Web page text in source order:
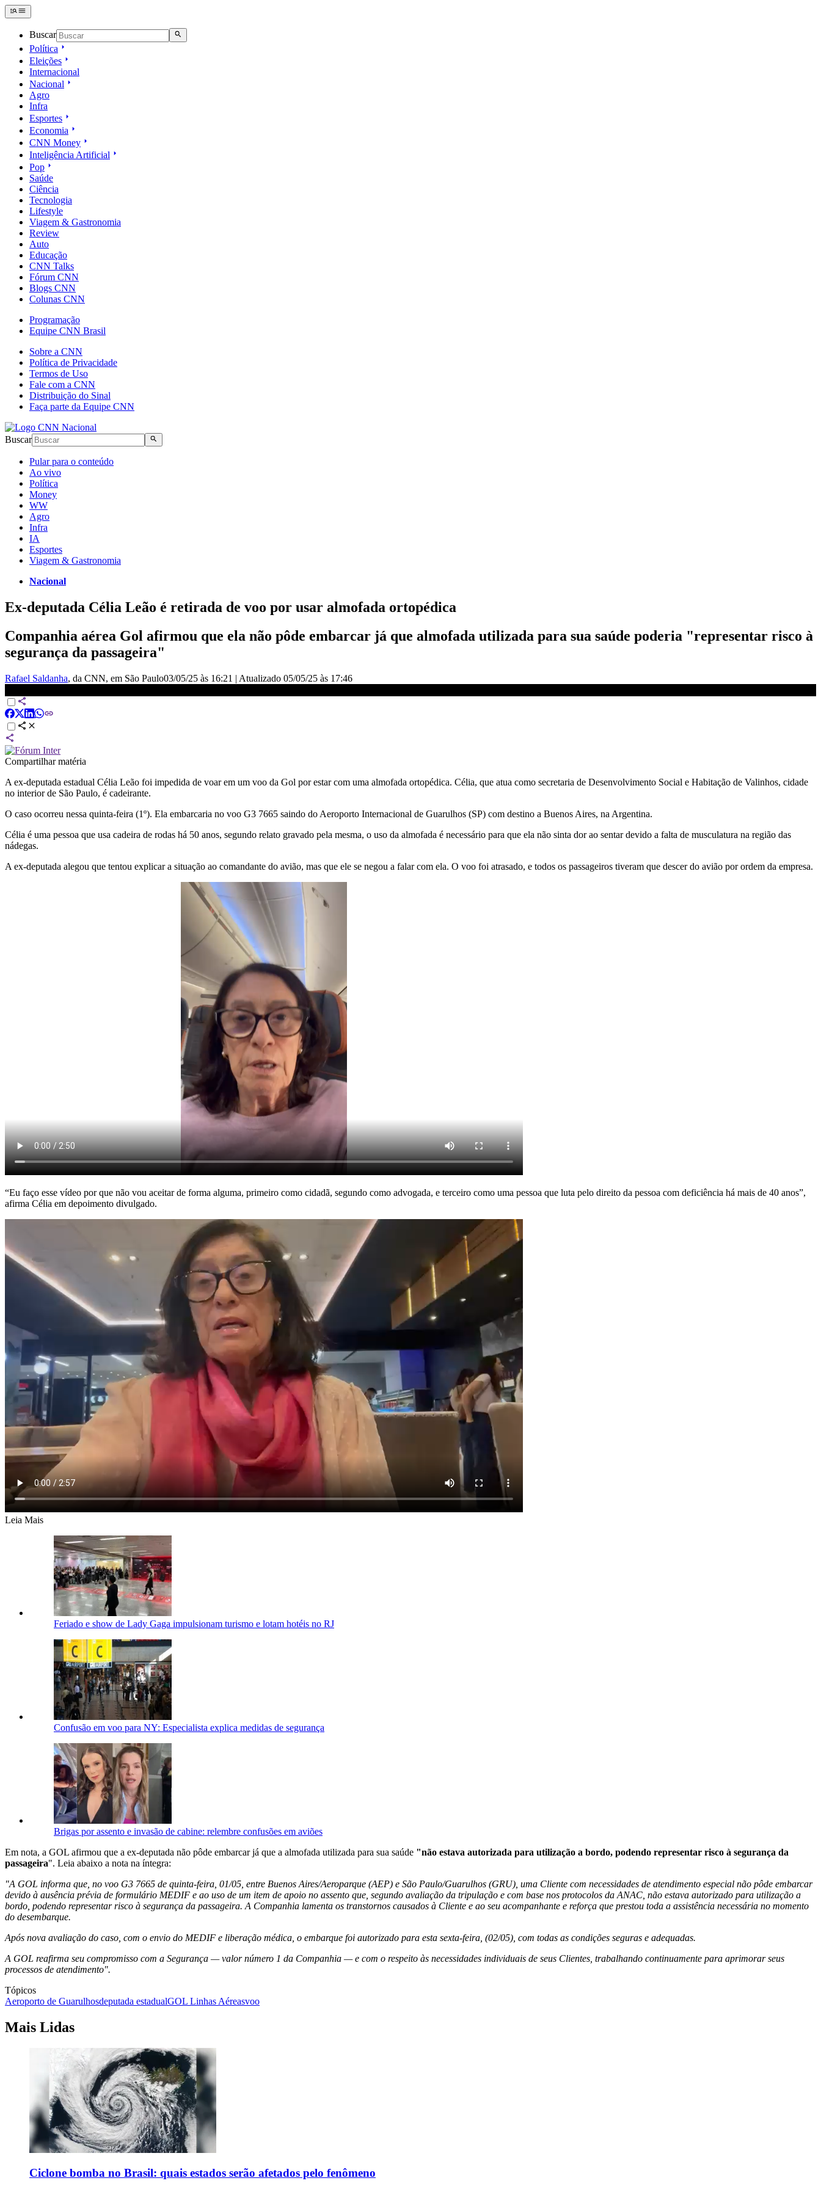
Buscar
Política
Eleições
Internacional
Nacional
Agro
Infra
Esportes
Economia
CNN Money
Inteligência Artificial
Pop
Saúde
Ciência
Tecnologia
Lifestyle
Viagem & Gastronomia
Review
Auto
Educação
CNN Talks
Fórum CNN
Blogs CNN
Colunas CNN
Programação
Equipe CNN Brasil
Sobre a CNN
Política de Privacidade
Termos de Uso
Fale com a CNN
Distribuição do Sinal
Faça parte da Equipe CNN
Buscar
Pular para o conteúdo
Ao vivo
Política
Money
WW
Agro
Infra
IA
Esportes
Viagem & Gastronomia
Nacional
Ex-deputada Célia Leão é retirada de voo por usar almofada ortopédica
Companhia aérea Gol afirmou que ela não pôde embarcar já que almofada utilizada para sua saúde poderia "representar risco à
segurança da passageira"
Rafael Saldanha, da CNN, em São Paulo03/05/25 às 16:21 | Atualizado 05/05/25 às 17:46
Compartilhar matéria
A ex-deputada estadual Célia Leão foi impedida de voar em um voo da Gol por estar com uma almofada ortopédica. Célia, que atua como secretaria de Desenvolvimento Social e Habitação de Valinhos, cidade
no interior de São Paulo, é cadeirante.
O caso ocorreu nessa quinta-feira (1º). Ela embarcaria no voo G3 7665 saindo do Aeroporto Internacional de Guarulhos (SP) com destino a Buenos Aires, na Argentina.
Célia é uma pessoa que usa cadeira de rodas há 50 anos, segundo relato gravado pela mesma, o uso da almofada é necessário para que ela não sinta dor ao sentar devido a falta de musculatura na região das
nádegas.
A ex-deputada alegou que tentou explicar a situação ao comandante do avião, mas que ele se negou a falar com ela. O voo foi atrasado, e todos os passageiros tiveram que descer do avião por ordem da empresa.
“Eu faço esse vídeo por que não vou aceitarde forma alguma, primeiro como cidadã, segundo como advogada, e terceiro como uma pessoa que luta pelo direito da pessoa com deficiência há mais de 40 anos”,
afirma Célia em depoimento divulgado.
Leia Mais
Feriado e show de Lady Gaga impulsionam turismo e lotam hotéis no RJ
Confusão em voo para NY: Especialista explica medidas de segurança
Brigas por assento e invasão de cabine: relembre confusões em aviões
Em nota, a GOL afirmou que a ex-deputada não pôde embarcar já que a almofada utilizada para sua saúde "não estava autorizada para utilização a bordo, podendo representar risco à segurança da
passageira". Leia abaixo a nota na íntegra:
"A GOL informa que, no voo G3 7665 de quinta-feira, 01/05, entre Buenos Aires/Aeroparque (AEP) e São Paulo/Guarulhos (GRU), uma Cliente com necessidades de atendimento especial não pôde embarcar
devido à ausência prévia de formulário MEDIF e ao uso de um item de apoio no assento que, segundo avaliação da tripulação e com base nos protocolos da ANAC, não estava autorizado para utilização a
bordo, podendo representar risco à segurança da passageira. A Companhia lamenta os transtornos causados à Cliente e ao seu acompanhante e reforça que prestou toda a assistência necessária no momento
do desembarque.
Após nova avaliação do caso, com o envio do MEDIF e liberação médica, o embarque foi autorizado para esta sexta-feira, (02/05), com todas as condições seguras e adequadas.
A GOL reafirma seu compromisso com a Segurança — valor número 1 da Companhia — e com o respeito às necessidades individuais de seus Clientes, trabalhando continuamente para aprimorar seus
processos de atendimento".
Tópicos
Aeroporto de Guarulhosdeputada estadualGOL Linhas Aéreasvoo
Mais Lidas
Ciclone bomba no Brasil: quais estados serão afetados pelo fenômeno